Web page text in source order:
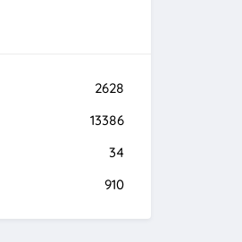
2628
13386
34
910